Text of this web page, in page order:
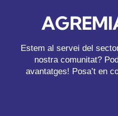
Estem al servei del
nostra comunitat?
avantatges! Posa’t en